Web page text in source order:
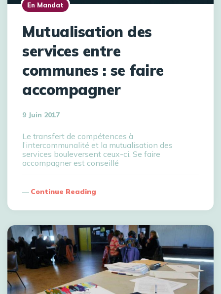
En Mandat
Mutualisation des
services entre
communes : se faire
accompagner
9 Juin 2017
Le transfert de compétences à
l’intercommunalité et la mutualisation des
services bouleversent ceux-ci. Se faire
accompagner est conseillé
Continue Reading